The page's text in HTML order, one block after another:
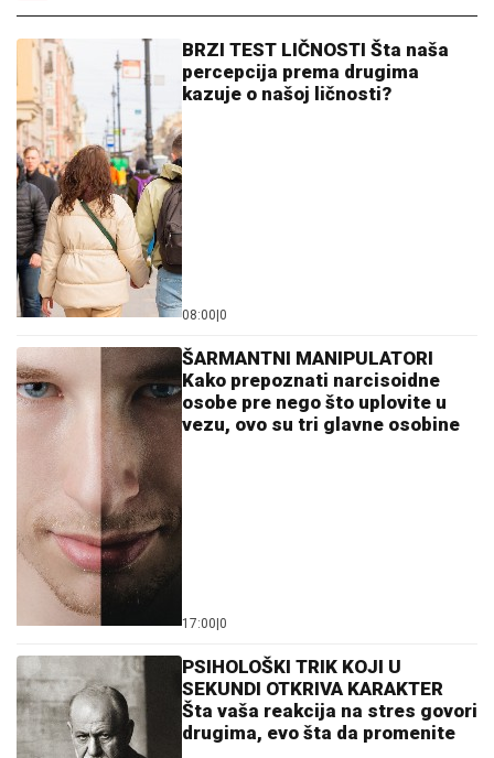
BRZI TEST LIČNOSTI Šta naša
percepcija prema drugima
kazuje o našoj ličnosti?
08:00 0
ŠARMANTNI MANIPULATORI
Kako prepoznati narcisoidne
osobe pre nego što uplovite u
vezu, ovo su tri glavne osobine
17:00 0
PSIHOLOŠKI TRIK KOJI U
SEKUNDI OTKRIVA KARAKTER
Šta vaša reakcija na stres govori
drugima, evo šta da promenite